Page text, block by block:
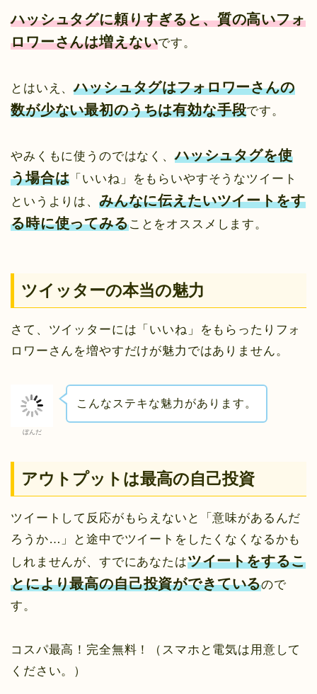
ハッシュタグに頼りすぎると、質の高いフォ
ロワーさんは増えないです。
とはいえ、ハッシュタグはフォロワーさんの
数が少ない最初のうちは有効な手段です。
やみくもに使うのではなく、ハッシュタグを使
う場合は 「いいね」をもらいやすそうなツイート
というよりは、 みんなに伝えたいツイートをす
る時に使ってみることをオススメします。
ツイッターの本当の魅力
さて、ツイッターには「いいね」をもらったりフォ
ロワーさんを増やすだけが魅力ではありません。
ぼんだ
こんなステキな魅力があります。
アウトプットは最高の自己投資
ツイートして反応がもらえないと「意味があるんだ
ろうか…」と途中でツイートをしたくなくなるかも
しれませんが、すでにあなたはツイートをするこ
とにより最高の自己投資ができているので
す。
コスパ最高！完全無料！（スマホと電気は用意して
ください。）